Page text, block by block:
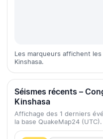
Les marqueurs affichent
Kinshasa.
Séismes récents –
Kinshasa
Affichage des 1 derniers
la base QuakeMap24 (UTC).